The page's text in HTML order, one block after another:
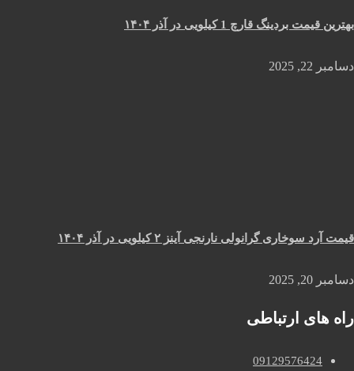
بهترین قیمت بردینگ قارچ 1 کیلویی در آذر ۱۴۰۴
دسامبر 22, 2025
قیمت آرد سوخاری گرانولی نارنجی آینز ۲ کیلویی در آذر ۱۴۰۴
دسامبر 20, 2025
راه های ارتباطی
09129576424